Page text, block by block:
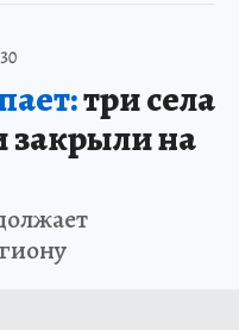
три села
закрыли на